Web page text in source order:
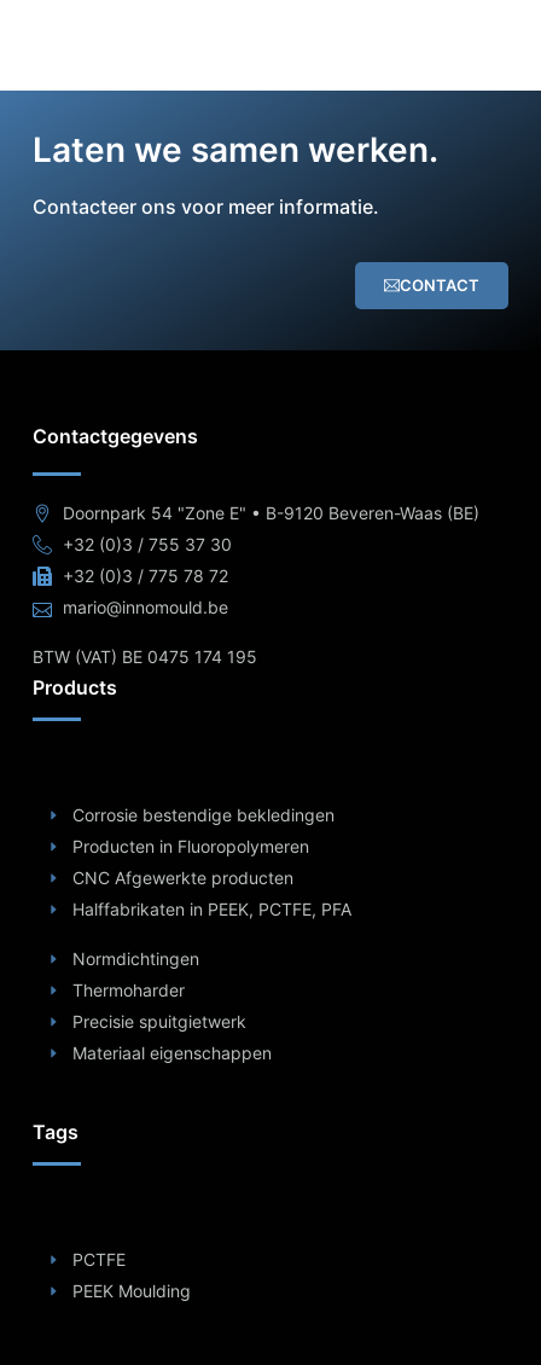
Laten we samen werken.
Contacteer ons voor meer informatie.
CONTACT
Contactgegevens
Doornpark 54 "Zone E" • B-9120 Beveren-Waas (BE)
+32 (0)3 / 755 37 30
+32 (0)3 / 775 78 72
mario@innomould.be
BTW (VAT) BE 0475 174 195
Products
Corrosie bestendige bekledingen
Producten in Fluoropolymeren
CNC Afgewerkte producten
Halffabrikaten in PEEK, PCTFE, PFA
Normdichtingen
Thermoharder
Precisie spuitgietwerk
Materiaal eigenschappen
Tags
PCTFE
PEEK Moulding